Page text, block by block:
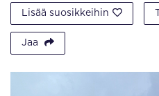
Lisää suosikkeihin
Jaa